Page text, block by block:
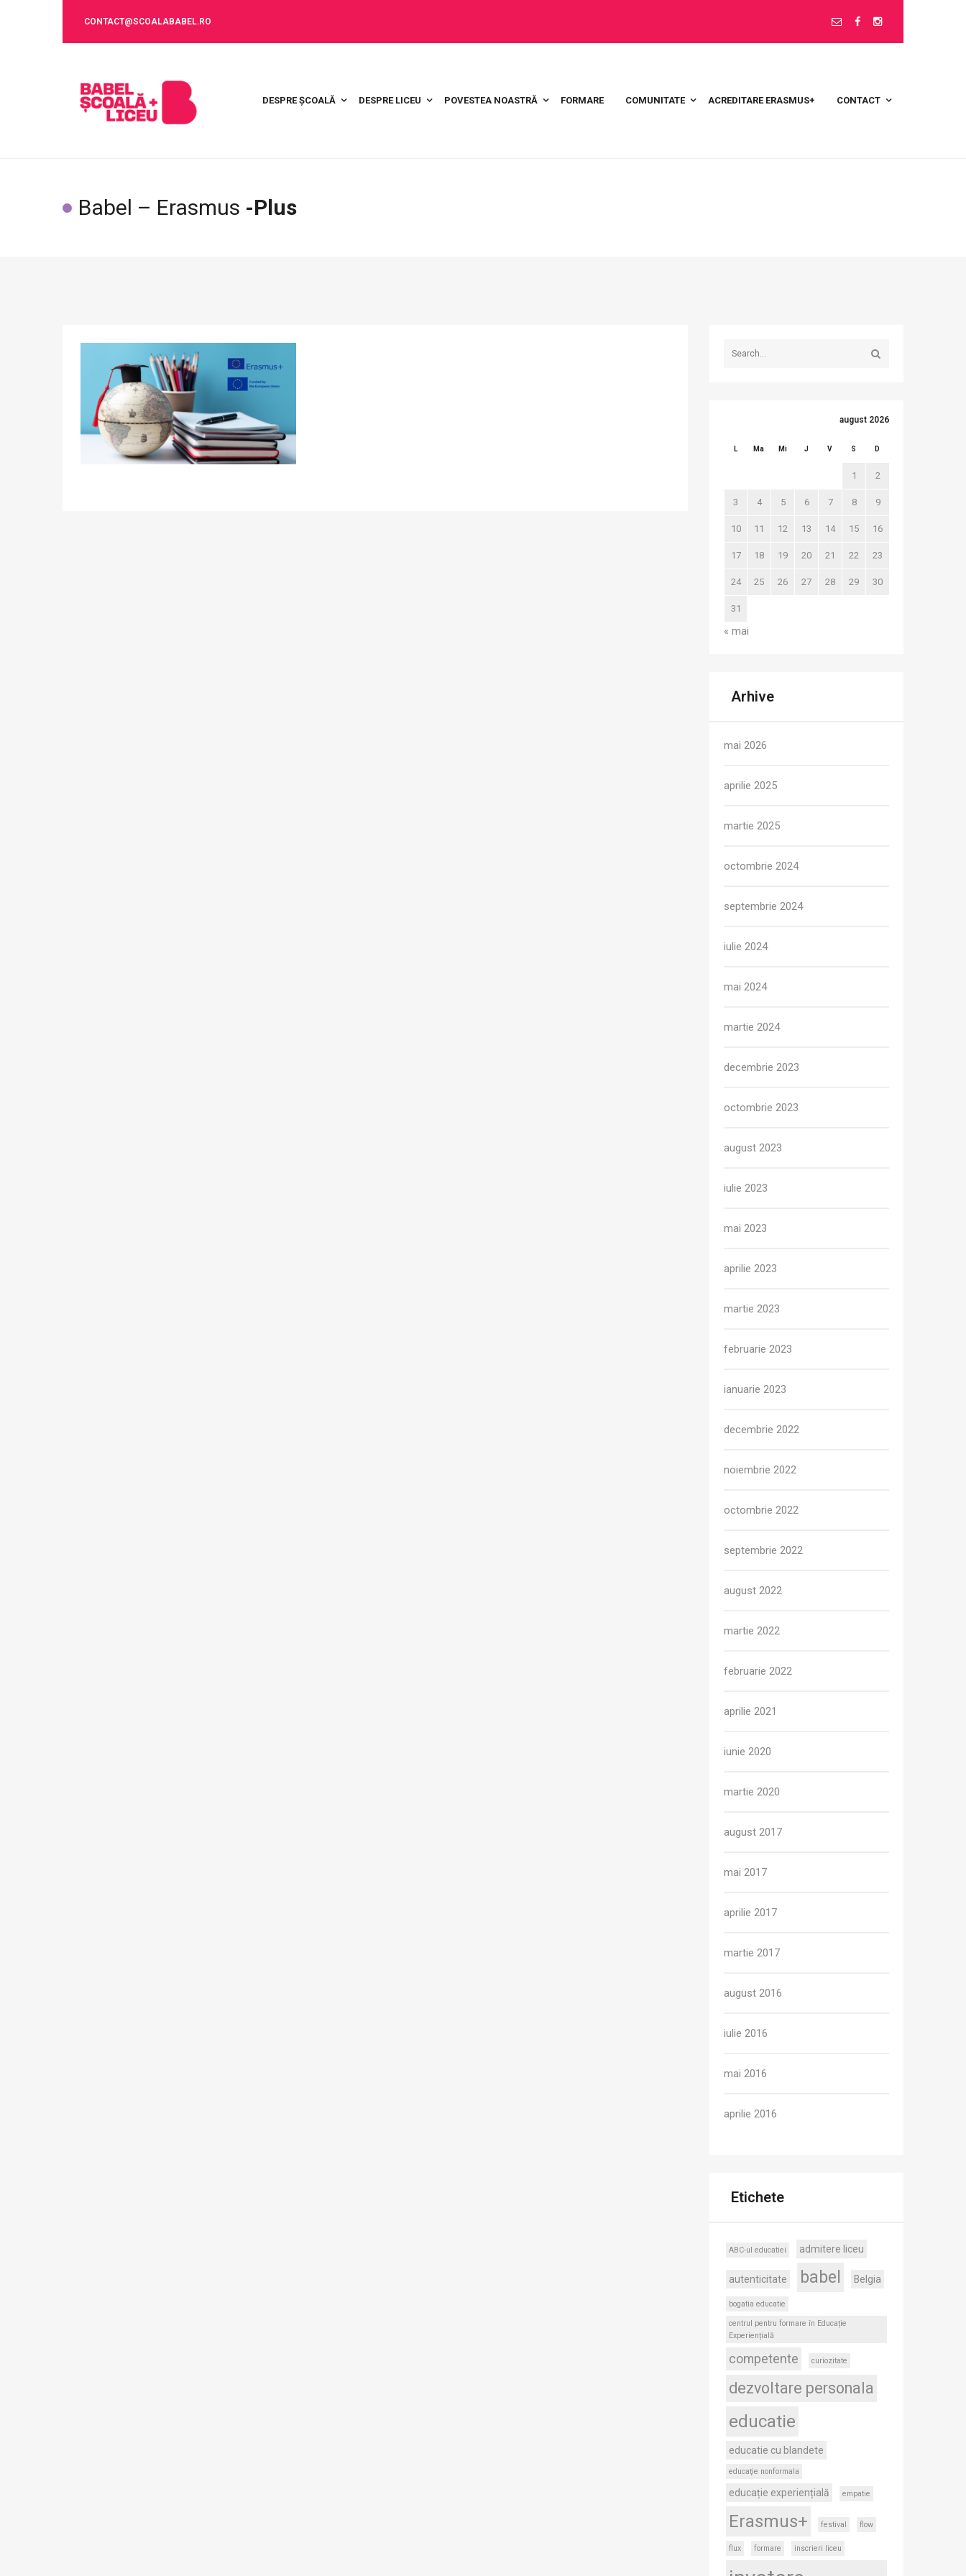
CONTACT@SCOALABABEL.RO
DESPRE ȘCOALĂ DESPRE LICEU POVESTEA NOASTRĂ FORMARE COMUNITATE ACREDITARE ERASMUS+ CONTACT
Babel – Erasmus -Plus
august 2026
L Ma Mi J V S D
1 2
3 4 5 6 7 8 9
10 11 12 13 14 15 16
17 18 19 20 21 22 23
24 25 26 27 28 29 30
31
« mai
Arhive
mai 2026
aprilie 2025
martie 2025
octombrie 2024
septembrie 2024
iulie 2024
mai 2024
martie 2024
decembrie 2023
octombrie 2023
august 2023
iulie 2023
mai 2023
aprilie 2023
martie 2023
februarie 2023
ianuarie 2023
decembrie 2022
noiembrie 2022
octombrie 2022
septembrie 2022
august 2022
martie 2022
februarie 2022
aprilie 2021
iunie 2020
martie 2020
august 2017
mai 2017
aprilie 2017
martie 2017
august 2016
iulie 2016
mai 2016
aprilie 2016
Etichete
ABC-ul educatiei admitere liceu
autenticitate babel Belgia
bogatia educatie
centrul pentru formare în Educație
Experiențială
competente curiozitate
dezvoltare personala
educatie
educatie cu blandete
educaţie nonformala
educație experiențială empatie
Erasmus+ festival flow
flux formare inscrieri liceu